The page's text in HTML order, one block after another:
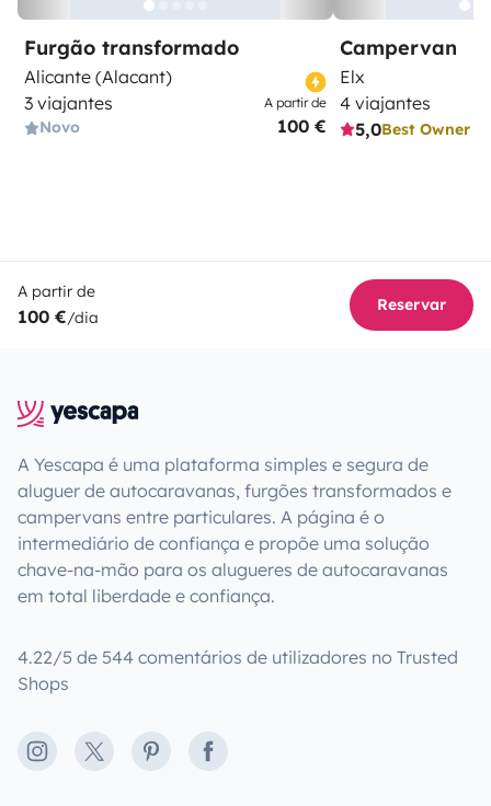
Furgão transformado
Alicante (Alacant)
3 viajantes
Novo
A partir de
100 €
Campervan
Elx
4 viajantes
5,0Best Owner
A partir de
100 €/dia
Reservar
A Yescapa é uma plataforma simples e segura de
aluguer de autocaravanas, furgões transformados e
campervans entre particulares. A página é o
intermediário de confiança e propõe uma solução
chave-na-mão para os alugueres de autocaravanas
em total liberdade e confiança.
4.22/5 de 544 comentários de utilizadores no Trusted
Shops
Instagram
X PinterestFacebook